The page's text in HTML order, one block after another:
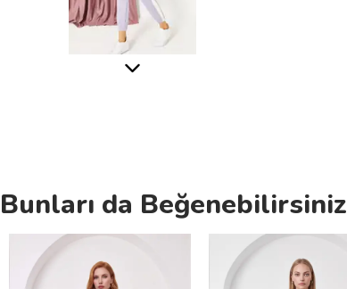
Bunları da Beğenebilirsiniz